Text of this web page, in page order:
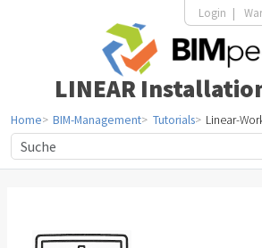
Login
LINEAR
Home BIM-Management Tutorials Linear-